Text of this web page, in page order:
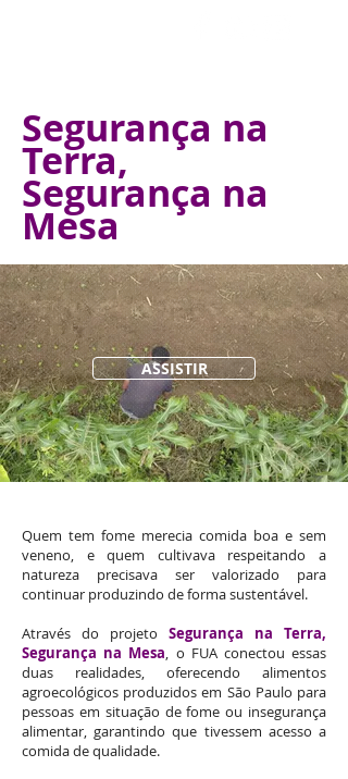
Segurança na
Terra,
Segurança na
Mesa
ASSISTIR
Quem tem fome merecia comida boa e sem
veneno, e quem cultivava respeitando a
natureza precisava ser valorizado para
continuar produzindo de forma sustentável.
Através do projeto Segurança na Terra,
Segurança na Mesa, o FUA conectou essas
duas realidades, oferecendo alimentos
agroecológicos produzidos em São Paulo para
pessoas em situação de fome ou insegurança
alimentar, garantindo que tivessem acesso a
comida de qualidade.